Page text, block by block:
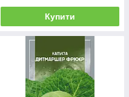
Купити